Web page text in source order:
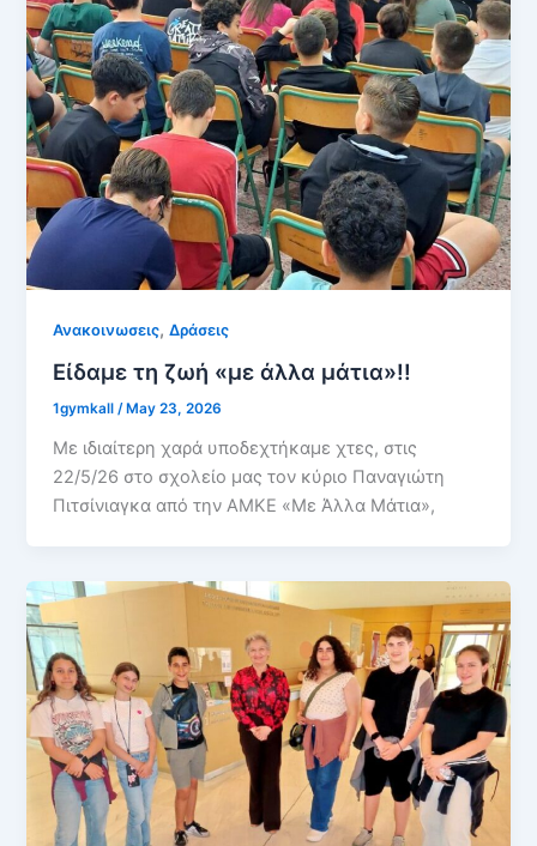
Ανακοινωσεις,Δράσεις
Είδαμε τη ζωή «με άλλα μάτια»!!
1gymkall/ May 23, 2026
Με ιδιαίτερη χαρά υποδεχτήκαμε χτες, στις
22/5/26 στο σχολείο μας τον κύριο Παναγιώτη
Πιτσίνιαγκα από την ΑΜΚΕ «Με Άλλα Μάτια»,